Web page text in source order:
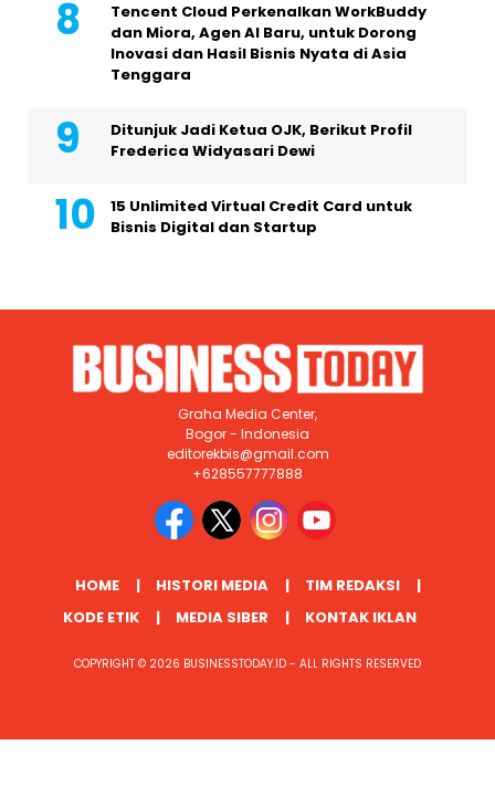
Tencent Cloud Perkenalkan WorkBuddy
dan Miora, Agen AI Baru, untuk Dorong
Inovasi dan Hasil Bisnis Nyata di Asia
Tenggara
Ditunjuk Jadi Ketua OJK, Berikut Profil
Frederica Widyasari Dewi
15 Unlimited Virtual Credit Card untuk
Bisnis Digital dan Startup
Graha Media Center,
Bogor - Indonesia
editorekbis@gmail.com
+628557777888
HOME HISTORI MEDIA
TIM REDAKSI
KODE ETIK
MEDIA SIBER KONTAK IKLAN
COPYRIGHT © 2026 BUSINESSTODAY.ID - ALL RIGHTS RESERVED